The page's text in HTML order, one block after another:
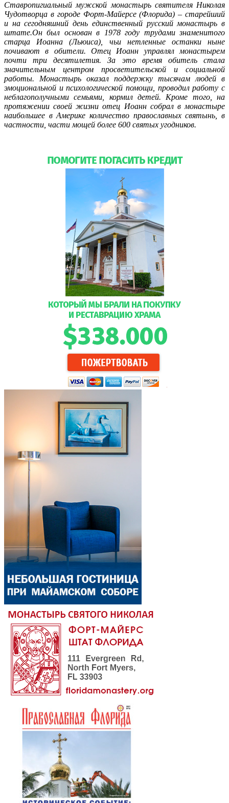
Ставропигиальный мужской монастырь святителя Николая
Чудотворца в городе Форт-Майерсе (Флорида) – старейший
и на сегодняшний день единственный русский монастырь в
штате.Он был основан в 1978 году трудами знаменитого
старца Иоанна (Льюиса), чьи нетленные останки ныне
почивают в обители. Отец Иоанн управлял монастырем
почти три десятилетия. За это время обитель стала
значительным центром просветительской и социальной
работы. Монастырь оказал поддержку тысячам людей в
эмоциональной и психологической помощи, проводил работу с
неблагополучными семьями, кормил детей. Кроме того, на
протяжении своей жизни отец Иоанн собрал в монастыре
наибольшее в Америке количество православных святынь, в
частности, части мощей более 600 святых угодников.